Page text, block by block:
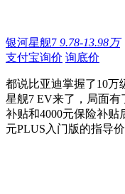
银河星舰7 9.78-13.98万
支付宝询价 询底价
都说比亚迪掌握了10万
星舰7 EV来了，局面有
补贴和4000元保险补贴
元PLUS入门版的指导价